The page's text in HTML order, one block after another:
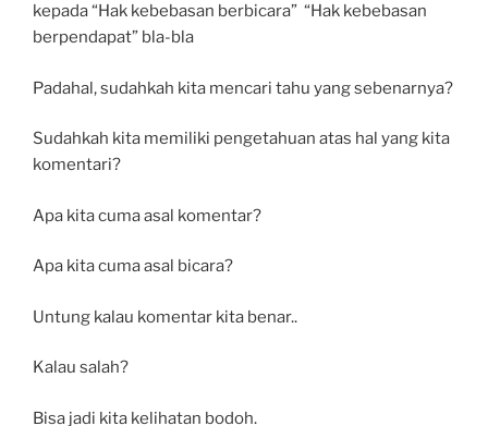
kepada “Hak kebebasan berbicara” “Hak kebebasan
berpendapat” bla-bla
Padahal, sudahkah kita mencari tahu yang sebenarnya?
Sudahkah kita memiliki pengetahuan atas hal yang kita
komentari?
Apa kita cuma asal komentar?
Apa kita cuma asal bicara?
Untung kalau komentar kita benar..
Kalau salah?
Bisa jadi kita kelihatan bodoh.